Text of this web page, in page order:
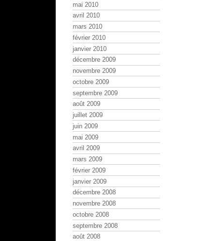
mai 2010
avril 2010
mars 2010
février 2010
janvier 2010
décembre 2009
novembre 2009
octobre 2009
septembre 2009
août 2009
juillet 2009
juin 2009
mai 2009
avril 2009
mars 2009
février 2009
janvier 2009
décembre 2008
novembre 2008
octobre 2008
septembre 2008
août 2008